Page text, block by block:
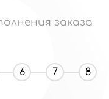
заказа
6 7 8